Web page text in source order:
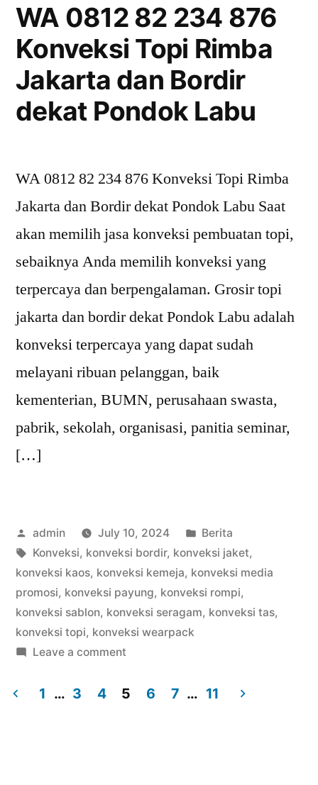
Topi
Rimba
Jakarta
dan
Bordir
dekat
WA 0812 82 234 876
Konveksi Topi Rimba
Jakarta dan Bordir
dekat Pondok Labu
WA 0812 82 234 876 Konveksi Topi Rimba
Jakarta dan Bordir dekat Pondok Labu Saat
akan memilih jasa konveksi pembuatan topi,
sebaiknya Anda memilih konveksi yang
terpercaya dan berpengalaman. Grosir topi
jakarta dan bordir dekat Pondok Labu adalah
konveksi terpercaya yang dapat sudah
melayani ribuan pelanggan, baik
kementerian, BUMN, perusahaan swasta,
pabrik, sekolah, organisasi, panitia seminar,
[…]
Posted
by
admin July 10, 2024
Posted
in
Berita
Tags:
Konveksi, konveksi bordir, konveksi jaket,
konveksi kaos, konveksi kemeja, konveksi media
promosi, konveksi payung, konveksi rompi,
konveksi sablon, konveksi seragam, konveksi tas,
konveksi topi, konveksi wearpack
Leave a commenton
0812
1 … 3 4 5 6 7 … 11